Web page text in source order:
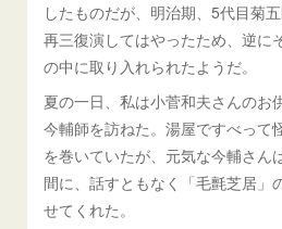
したものだが、明治期、5代目菊
再三復演してはやったため、逆に
の中に取り入れられたようだ。
夏の一日、私は小菅和夫さんのお
今輔師を訪ねた。湯屋ですべって
を巻いていたが、元気な今輔さん
間に、話すともなく「毛氈芝居」
せてくれた。